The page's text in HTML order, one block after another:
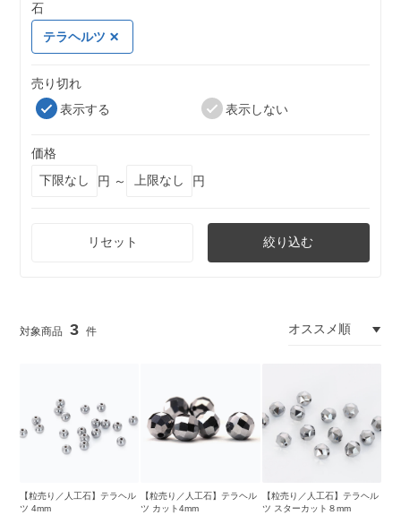
石
テラヘルツ
売り切れ
表示する
表示しない
価格
円 ～
円
リセット 絞り込む
3
【粒売り／人工石】テラヘル
ツ 4mm
【粒売り／人工石】テラヘル
ツ カット4mm
【粒売り／人工石】テラヘル
ツ スターカット８mm